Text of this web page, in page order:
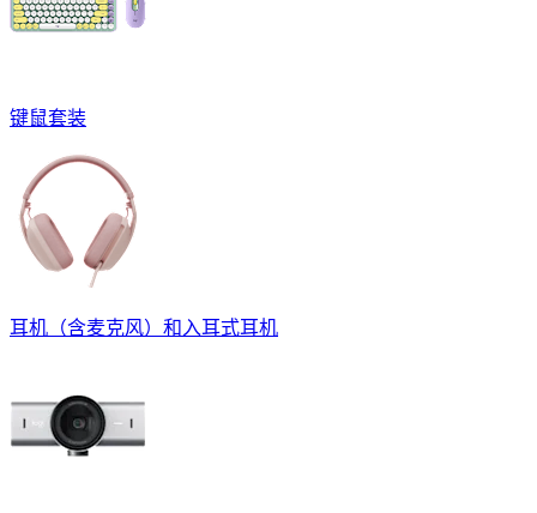
键鼠套装
耳机（含麦克风）和入耳式耳机